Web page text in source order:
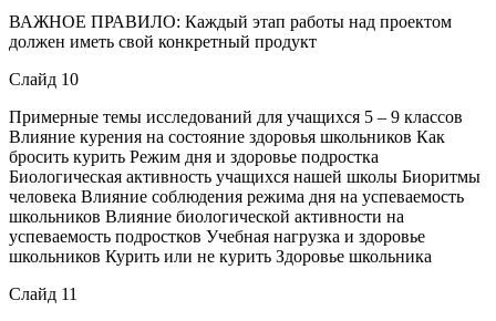
ВАЖНОЕ ПРАВИЛО: Каждый этап работы над проектом
должен иметь свой конкретный продукт
Слайд 10
Примерные темы исследований для учащихся 5 – 9 классов
Влияние курения на состояние здоровья школьников Как
бросить курить Режим дня и здоровье подростка
Биологическая активность учащихся нашей школы Биоритмы
человека Влияние соблюдения режима дня на успеваемость
школьников Влияние биологической активности на
успеваемость подростков Учебная нагрузка и здоровье
школьников Курить или не курить Здоровье школьника
Слайд 11